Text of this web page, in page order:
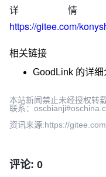
详
https://gitee.com/
相关链接
GoodLink 的详细
本站新闻禁止未经授权转
联系：
资讯来源:https://
评论: 0